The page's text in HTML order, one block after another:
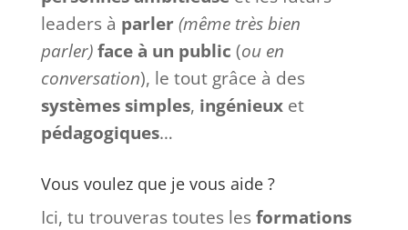
leaders à parler (même très bien
parler) face à un public (ou en
conversation), le tout grâce à des
systèmes simples, ingénieuxet
pédagogiques…
Vous voulez que je vous aide ?
Ici, tu trouveras toutes lesformations